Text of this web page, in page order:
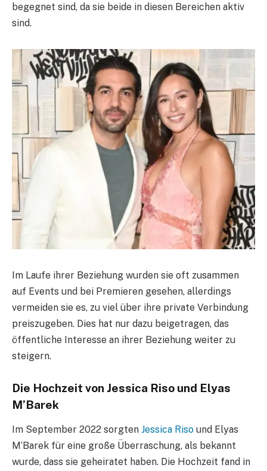
begegnet sind, da sie beide in diesen Bereichen aktiv
sind.
Im Laufe ihrer Beziehung wurden sie oft zusammen
auf Events und bei Premieren gesehen, allerdings
vermeiden sie es, zu viel über ihre private Verbindung
preiszugeben. Dies hat nur dazu beigetragen, das
öffentliche Interesse an ihrer Beziehung weiter zu
steigern.
Die Hochzeit von Jessica Riso und Elyas
M’Barek
Im September 2022 sorgten Jessica Riso und Elyas
M’Barek für eine große Überraschung, als bekannt
wurde, dass sie geheiratet haben. Die Hochzeit fand in